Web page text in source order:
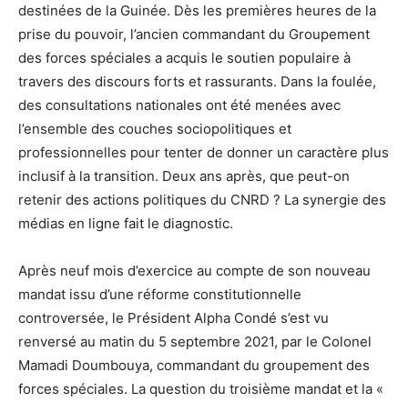
destinées de la Guinée. Dès les premières heures de la
prise du pouvoir, l’ancien commandant du Groupement
des forces spéciales a acquis le soutien populaire à
travers des discours forts et rassurants. Dans la foulée,
des consultations nationales ont été menées avec
l’ensemble des couches sociopolitiques et
professionnelles pour tenter de donner un caractère plus
inclusif à la transition. Deux ans après, que peut-on
retenir des actions politiques du CNRD ? La synergie des
médias en ligne fait le diagnostic.
Après neuf mois d’exercice au compte de son nouveau
mandat issu d’une réforme constitutionnelle
controversée, le Président Alpha Condé s’est vu
renversé au matin du 5 septembre 2021, par le Colonel
Mamadi Doumbouya, commandant du groupement des
forces spéciales. La question du troisième mandat et la «